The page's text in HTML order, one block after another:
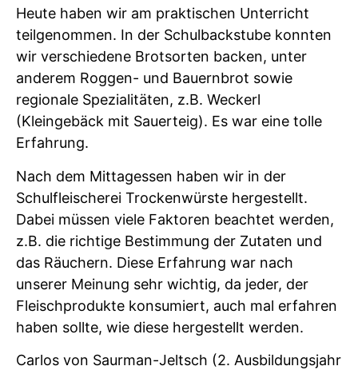
Heute haben wir am praktischen Unterricht
teilgenommen. In der Schulbackstube konnten
wir verschiedene Brotsorten backen, unter
anderem Roggen- und Bauernbrot sowie
regionale Spezialitäten, z.B. Weckerl
(Kleingebäck mit Sauerteig). Es war eine tolle
Erfahrung.
Nach dem Mittagessen haben wir in der
Schulfleischerei Trockenwürste hergestellt.
Dabei müssen viele Faktoren beachtet werden,
z.B. die richtige Bestimmung der Zutaten und
das Räuchern. Diese Erfahrung war nach
unserer Meinung sehr wichtig, da jeder, der
Fleischprodukte konsumiert, auch mal erfahren
haben sollte, wie diese hergestellt werden.
Carlos von Saurman-Jeltsch (2. Ausbildungsjahr